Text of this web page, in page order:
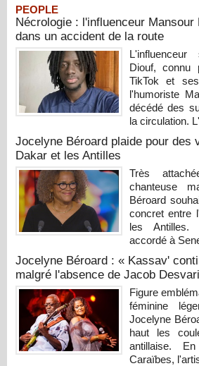
PEOPLE
Nécrologie : l'influenceur Mansour
dans un accident de la route
L'influenceur
Diouf, connu
TikTok et
l'humoriste
décédé des
la circulation.
Jocelyne Béroard plaide pour des
Dakar et les Antilles
Très
chanteuse
Béroard
concret entre
les Antilles.
accordé à
Jocelyne Béroard : « Kassav'
malgré l'absence de Jacob
Figure
féminine
Jocelyne
haut les
antillaise.
Caraïbes,